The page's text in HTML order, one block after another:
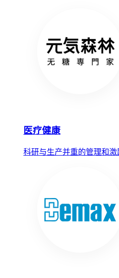
医疗健康
科研与生产并重的管理和